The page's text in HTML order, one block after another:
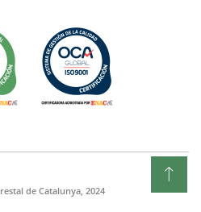
de Catalunya, 2024